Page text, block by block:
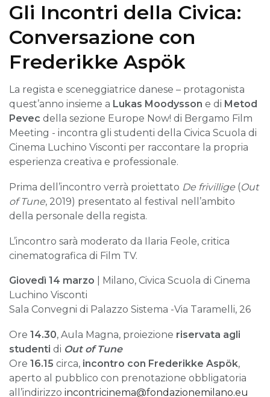
Gli Incontri della Civica:
Conversazione con
Frederikke Aspök
La regista e sceneggiatrice danese – protagonista
quest’anno insieme a Lukas Moodysson e di Metod
Pevec della sezione Europe Now! di Bergamo Film
Meeting - incontra gli studenti della Civica Scuola di
Cinema Luchino Visconti per raccontare la propria
esperienza creativa e professionale.
Prima dell’incontro verrà proiettato De frivillige (Out
of Tune, 2019) presentato al festival nell’ambito
della personale della regista.
L’incontro sarà moderato da Ilaria Feole, critica
cinematografica di Film TV.
Giovedì 14 marzo | Milano, Civica Scuola di Cinema
Luchino Visconti
Sala Convegni di Palazzo Sistema -Via Taramelli, 26
Ore 14.30, Aula Magna, proiezione riservata agli
studenti di Out of Tune
Ore 16.15 circa, incontro con Frederikke Aspök,
aperto al pubblico con prenotazione obbligatoria
all’indirizzo incontricinema@fondazionemilano.eu